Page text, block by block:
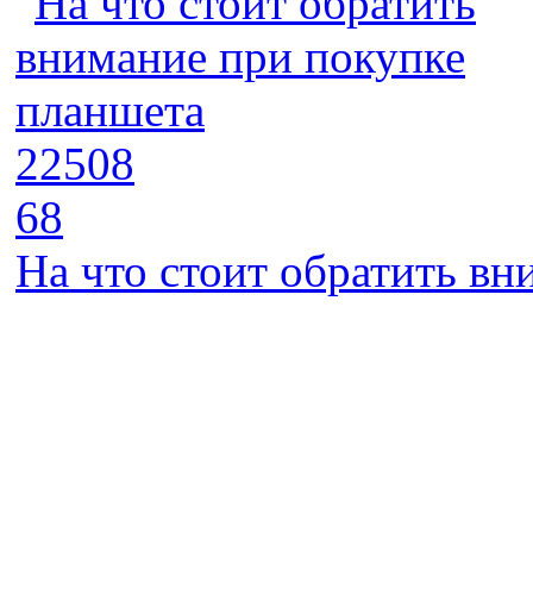
22508
68
На что стоит обратить